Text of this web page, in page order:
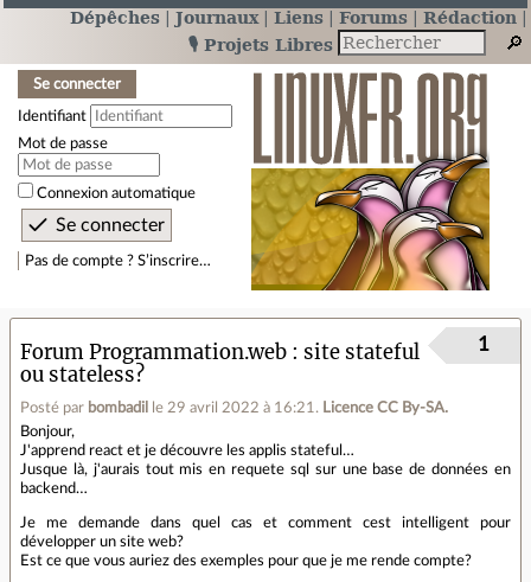
Dépêches Journaux Liens Forums
Rédaction
🎙️ Projets Libres
Se connecter
Identifiant
Mot de passe
Connexion automatique
Pas de compte ? S’inscrire…
Forum Programmation.web
site stateful
ou stateless?
Posté par bombadil le 29 avril 2022 à 16:21 . Licence CC By‑SA.
1
Bonjour,
J'apprend react et je découvre les applis stateful…
Jusque là, j'aurais tout mis en requete sql sur une base de données en
backend…
Je me demande dans quel cas et comment cest intelligent pour
développer un site web?
Est ce que vous auriez des exemples pour que je me rende compte?